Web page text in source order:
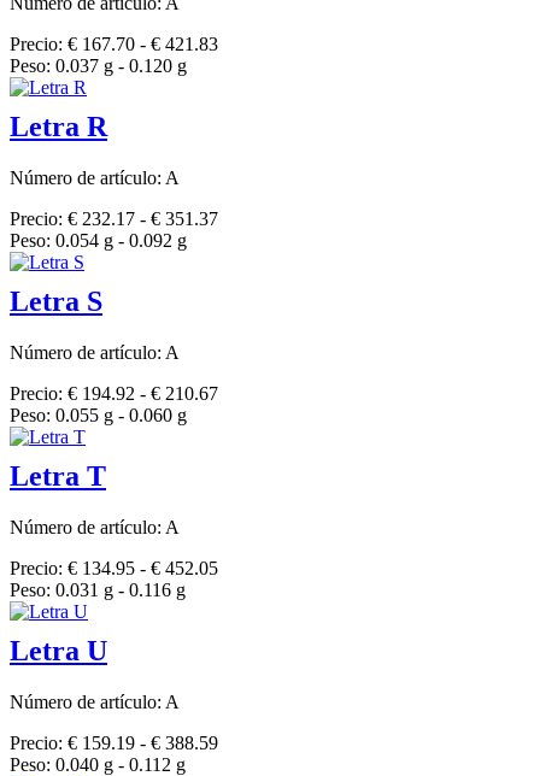
Precio: € 167.70 - € 421.83
Peso: 0.037 g - 0.120 g
Letra R
Número de artículo: A
Precio: € 232.17 - € 351.37
Peso: 0.054 g - 0.092 g
Letra S
Número de artículo: A
Precio: € 194.92 - € 210.67
Peso: 0.055 g - 0.060 g
Letra T
Número de artículo: A
Precio: € 134.95 - € 452.05
Peso: 0.031 g - 0.116 g
Letra U
Número de artículo: A
Precio: € 159.19 - € 388.59
Peso: 0.040 g - 0.112 g